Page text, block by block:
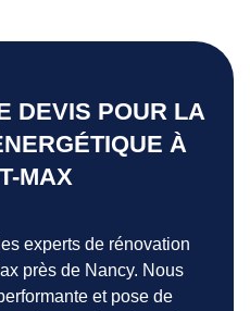
DEVIS POUR LA
À
MAX
experts de rénovation
près de Nancy. Nous
et pose de